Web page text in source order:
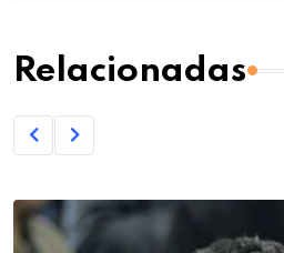
Relacionadas